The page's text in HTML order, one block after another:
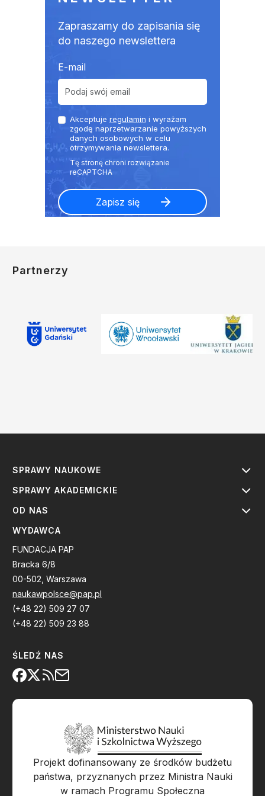
Zapraszamy do zapisania się
do naszego newslettera
E-mail
Akceptuje regulamin i wyrażam
zgodę naprzetwarzanie powyższych
danych osobowych w celu
otrzymywania newslettera.
Partnerzy
SPRAWY NAUKOWE
SPRAWY AKADEMICKIE
OD NAS
WYDAWCA
FUNDACJA PAP
Bracka 6/8
00-502, Warszawa
naukawpolsce@pap.pl
(+48 22) 509 27 07
(+48 22) 509 23 88
ŚLEDŹ NAS
Projekt dofinansowany ze środków budżetu
państwa, przyznanych przez Ministra Nauki
w ramach Programu Społeczna